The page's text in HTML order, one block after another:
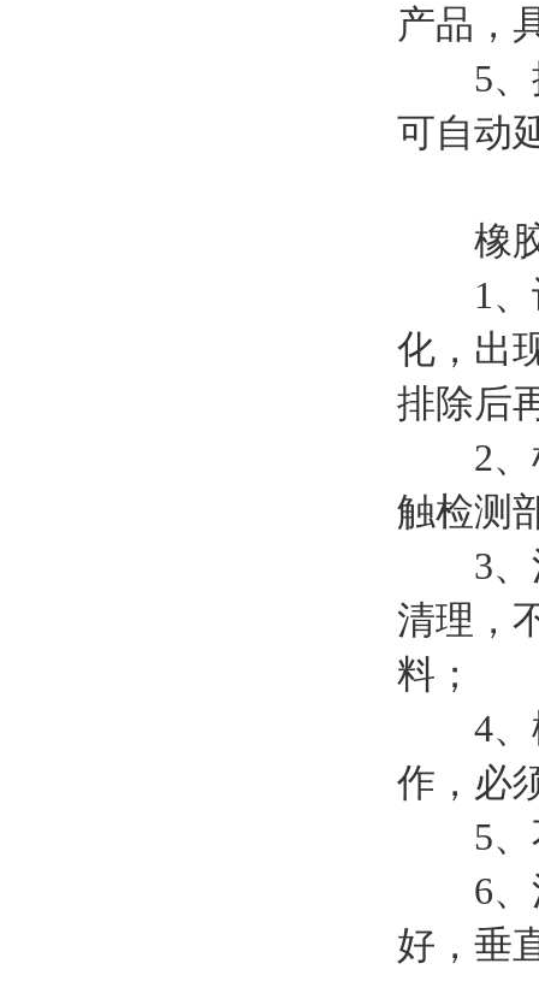
产品，
5、提
可自动
橡胶
1、设
化，出
排除后
2、检
触检测
3、清
清理，
料；
4、橡
作，必
5、不
6、清
好，垂